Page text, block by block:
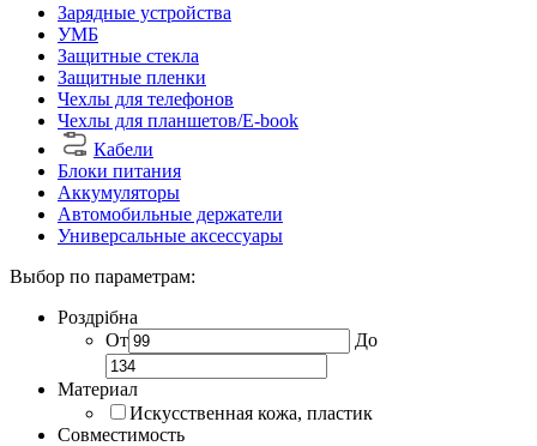
Зарядные устройства
УМБ
Защитные стекла
Защитные пленки
Чехлы для телефонов
Чехлы для планшетов/E-book
Кабели
Блоки питания
Аккумуляторы
Автомобильные держатели
Универсальные аксессуары
Выбор по параметрам:
Роздрібна
От
До
Материал
Искусственная кожа, пластик
Совместимость